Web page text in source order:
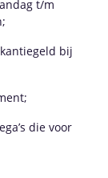
t/m
bij
die voor